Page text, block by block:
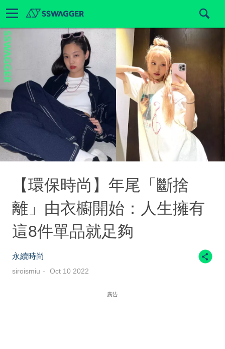
【環保時尚】年尾「斷捨
離」由衣櫥開始：人生擁有
這8件單品就足夠
永續時尚
siroismiu Oct 10 2022
廣告